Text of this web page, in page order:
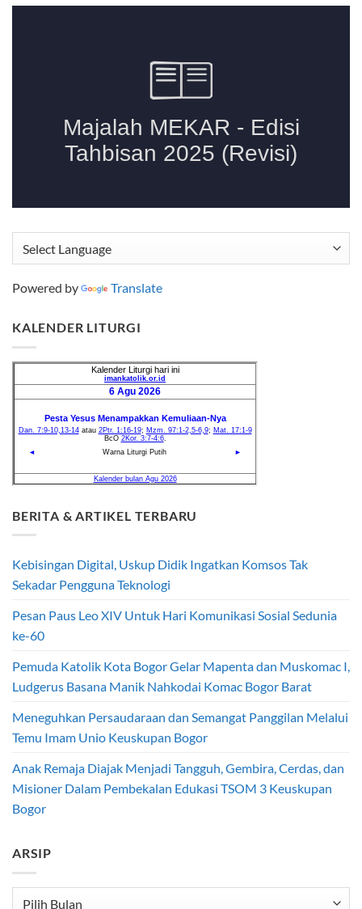
Powered by Translate
KALENDER LITURGI
BERITA & ARTIKEL TERBARU
Kebisingan Digital, Uskup Didik Ingatkan Komsos Tak
Sekadar Pengguna Teknologi
Pesan Paus Leo XIV Untuk Hari Komunikasi Sosial Sedunia
ke-60
Pemuda Katolik Kota Bogor Gelar Mapenta dan Muskomac I,
Ludgerus Basana Manik Nahkodai Komac Bogor Barat
Meneguhkan Persaudaraan dan Semangat Panggilan Melalui
Temu Imam Unio Keuskupan Bogor
Anak Remaja Diajak Menjadi Tangguh, Gembira, Cerdas, dan
Misioner Dalam Pembekalan Edukasi TSOM 3 Keuskupan
Bogor
ARSIP